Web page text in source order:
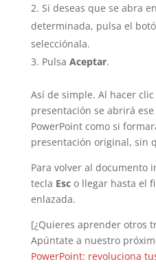
Si deseas que se abra
determinada, pulsa el
selecciónala.
Pulsa Aceptar.
Así de simple. Al hacer
presentación se abrirá
PowerPoint como si
presentación original, sin
Para volver al documento
tecla Esco llegar hasta el
enlazada.
[¿Quieres aprender otros
Apúntate a nuestro
PowerPoint: revoluciona